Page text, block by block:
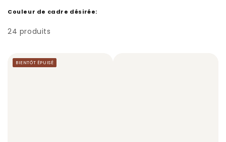
Couleur de cadre désirée:
24 produits
BIENTÔT ÉPUISÉ